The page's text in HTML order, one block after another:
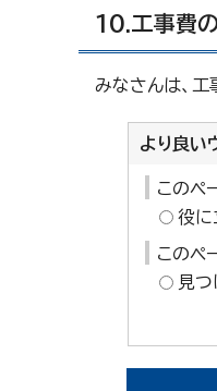
10.工事費
みなさんは、工
より良い
このペ
役に
このペ
見つ